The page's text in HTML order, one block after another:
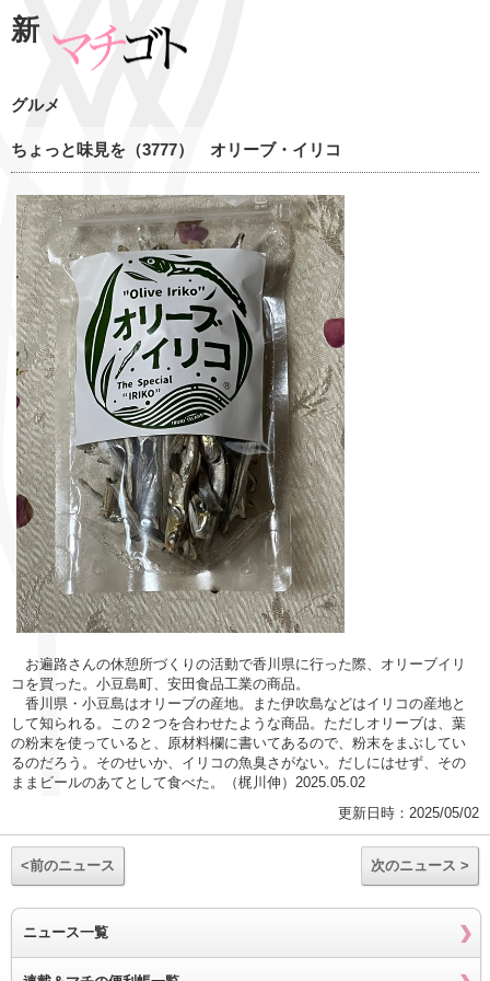
新
グルメ
ちょっと味見を（3777） オリーブ・イリコ
お遍路さんの休憩所づくりの活動で香川県に行った際、オリーブイリ
コを買った。小豆島町、安田食品工業の商品。
香川県・小豆島はオリーブの産地。また伊吹島などはイリコの産地と
して知られる。この２つを合わせたような商品。ただしオリーブは、葉
の粉末を使っていると、原材料欄に書いてあるので、粉末をまぶしてい
るのだろう。そのせいか、イリコの魚臭さがない。だしにはせず、その
ままビールのあてとして食べた。（梶川伸）2025.05.02
更新日時：2025/05/02
<前のニュース 次のニュース >
ニュース一覧